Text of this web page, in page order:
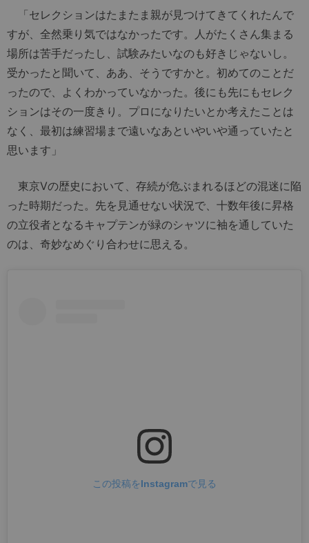
「セレクションはたまたま親が見つけてきてくれたんで
すが、全然乗り気ではなかったです。人がたくさん集まる
場所は苦手だったし、試験みたいなのも好きじゃないし。
受かったと聞いて、ああ、そうですかと。初めてのことだ
ったので、よくわかっていなかった。後にも先にもセレク
ションはその一度きり。プロになりたいとか考えたことは
なく、最初は練習場まで遠いなあといやいや通っていたと
思います」
東京Vの歴史において、存続が危ぶまれるほどの混迷に陥
った時期だった。先を見通せない状況で、十数年後に昇格
の立役者となるキャプテンが緑のシャツに袖を通していた
のは、奇妙なめぐり合わせに思える。
この投稿をInstagramで見る